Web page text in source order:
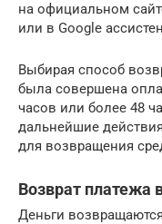
на официальном
или в Google
Выбирая способ
была совершена
часов или более 48
дальнейшие
для возвращения
Возврат платежа
Деньги